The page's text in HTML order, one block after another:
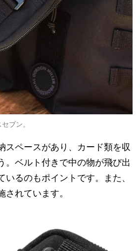
ブン。
スペースがあり、カード類を収
。ベルト付きで中の物が飛び出
いるのもポイントです。また、
されています。